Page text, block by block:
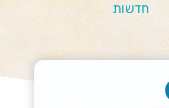
חדשות